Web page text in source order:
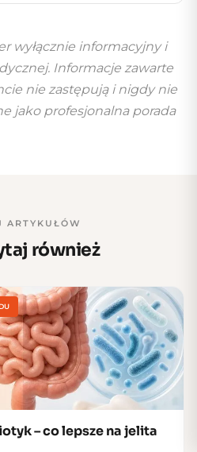
wyłącznie informacyjny i
Informacje zawarte
nie zastępują i nigdy nie
jako profesjonalna porada
ARTYKUŁÓW
również
– co lepsze na jelita